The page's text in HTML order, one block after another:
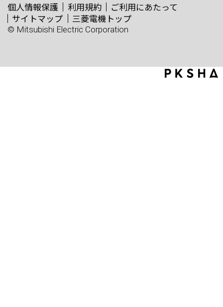
個人情報保護 利用規約
ご利用にあたって
サイトマップ
三菱電機トップ
© Mitsubishi Electric Corporation